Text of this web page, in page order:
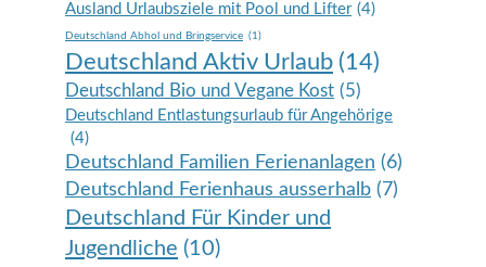
Ausland Urlaubsziele mit Pool und Lifter (4)
Deutschland Abhol und Bringservice (1)
Deutschland Aktiv Urlaub (14)
Deutschland Bio und Vegane Kost (5)
Deutschland Entlastungsurlaub für Angehörige
(4)
Deutschland Familien Ferienanlagen (6)
Deutschland Ferienhaus ausserhalb (7)
Deutschland Für Kinder und
Jugendliche (10)